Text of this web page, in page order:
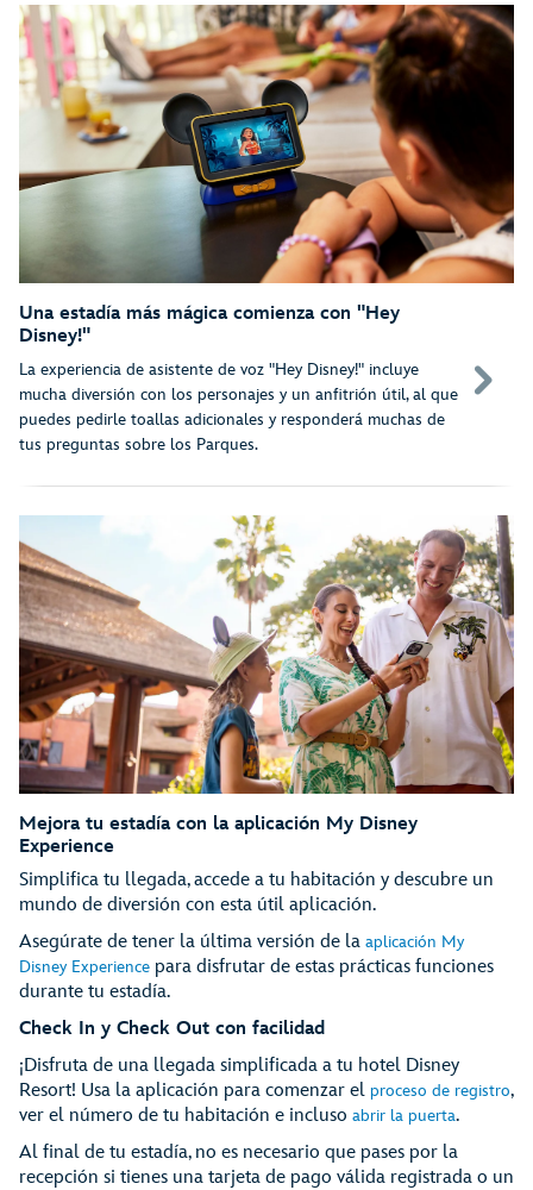
Una estadía más mágica comienza con "Hey
Disney!"
La experiencia de asistente de voz "Hey Disney!" incluye
mucha diversión con los personajes y un anfitrión útil, al que
puedes pedirle toallas adicionales y responderá muchas de
tus preguntas sobre los Parques.
Mejora tu estadía con la aplicación My Disney
Experience
Simplifica tu llegada, accede a tu habitación y descubre un
mundo de diversión con esta útil aplicación.
Asegúrate de tener la última versión de la aplicación My
Disney Experience para disfrutar de estas prácticas funciones
durante tu estadía.
Check In y Check Out con facilidad
¡Disfruta de una llegada simplificada a tu hotel Disney
Resort! Usa la aplicación para comenzar el proceso de registro,
ver el número de tu habitación e incluso abrir la puerta.
Al final de tu estadía, no es necesario que pases por la
recepción si tienes una tarjeta de pago válida registrada o un